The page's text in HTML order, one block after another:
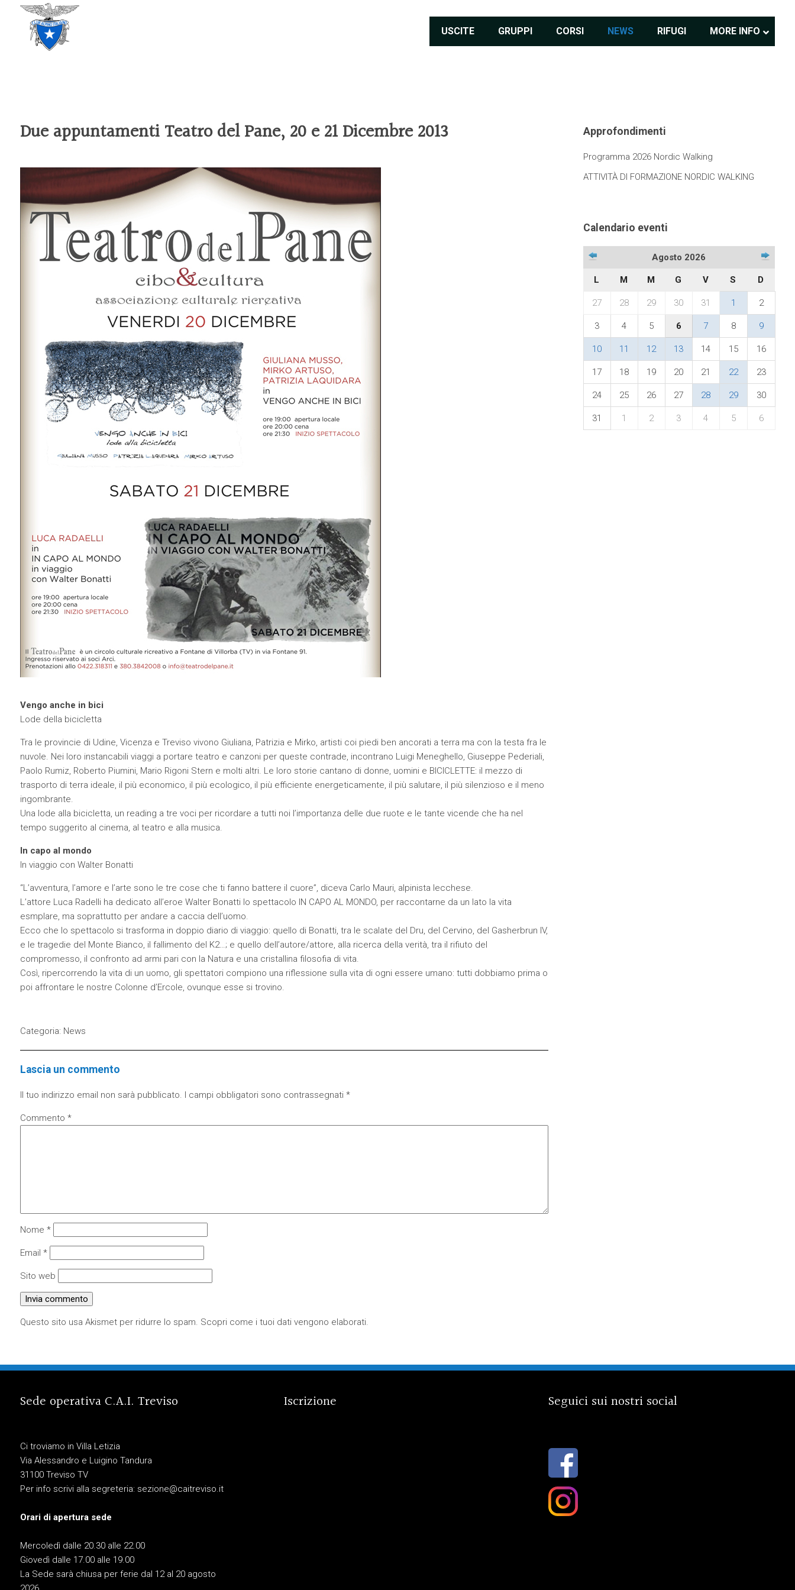
USCITE GRUPPI CORSI NEWS RIFUGI MORE INFO
Due appuntamenti Teatro del Pane, 20 e 21 Dicembre 2013
Vengo anche in bici
Lode della bicicletta
Tra le provincie di Udine, Vicenza e Treviso vivono Giuliana, Patrizia e Mirko, artisti coi piedi ben ancorati a terra ma con la testa fra le
nuvole. Nei loro instancabili viaggi a portare teatro e canzoni per queste contrade, incontrano Luigi Meneghello, Giuseppe Pederiali,
Paolo Rumiz, Roberto Piumini, Mario Rigoni Stern e molti altri. Le loro storie cantano di donne, uomini e BICICLETTE: il mezzo di
trasporto di terra ideale, il più economico, il più ecologico, il più efficiente energeticamente, il più salutare, il più silenzioso e il meno
ingombrante.
Una lode alla bicicletta, un reading a tre voci per ricordare a tutti noi l’importanza delle due ruote e le tante vicende che ha nel
tempo suggerito al cinema, al teatro e alla musica.
In capo al mondo
In viaggio con Walter Bonatti
“L’avventura, l’amore e l’arte sono le tre cose che ti fanno battere il cuore”, diceva Carlo Mauri, alpinista lecchese.
L’attore Luca Radelli ha dedicato all’eroe Walter Bonatti lo spettacolo IN CAPO AL MONDO, per raccontarne da un lato la vita
esmplare, ma soprattutto per andare a caccia dell’uomo.
Ecco che lo spettacolo si trasforma in doppio diario di viaggio: quello di Bonatti, tra le scalate del Dru, del Cervino, del Gasherbrun IV,
e le tragedie del Monte Bianco, il fallimento del K2…; e quello dell’autore/attore, alla ricerca della verità, tra il rifiuto del
compromesso, il confronto ad armi pari con la Natura e una cristallina filosofia di vita.
Così, ripercorrendo la vita di un uomo, gli spettatori compiono una riflessione sulla vita di ogni essere umano: tutti dobbiamo prima o
poi affrontare le nostre Colonne d’Ercole, ovunque esse si trovino.
Categoria: News
Lascia un commento
Il tuo indirizzo email non sarà pubblicato. I campi obbligatori sono contrassegnati *
Commento *
Nome *
Email *
Sito web
Questo sito usa Akismet per ridurre lo spam. Scopri come i tuoi dati vengono elaborati.
Approfondimenti
Programma 2026 Nordic Walking
ATTIVITÀ DI FORMAZIONE NORDIC WALKING
Calendario eventi
Agosto 2026
L M M G V S D
27 28 29 30 31 1 2
3 4 5 6 7 8 9
10 11 12 13 14 15 16
17 18 19 20 21 22 23
24 25 26 27 28 29 30
31 1 2 3 4 5 6
Sede operativa C.A.I. Treviso
Ci troviamo in Villa Letizia
Via Alessandro e Luigino Tandura
31100 Treviso TV
Per info scrivi alla segreteria: sezione@caitreviso.it
Orari di apertura sede
Mercoledì dalle 20.30 alle 22.00
Giovedì dalle 17.00 alle 19.00
La Sede sarà chiusa per ferie dal 12 al 20 agosto
Iscrizione Seguici sui nostri social